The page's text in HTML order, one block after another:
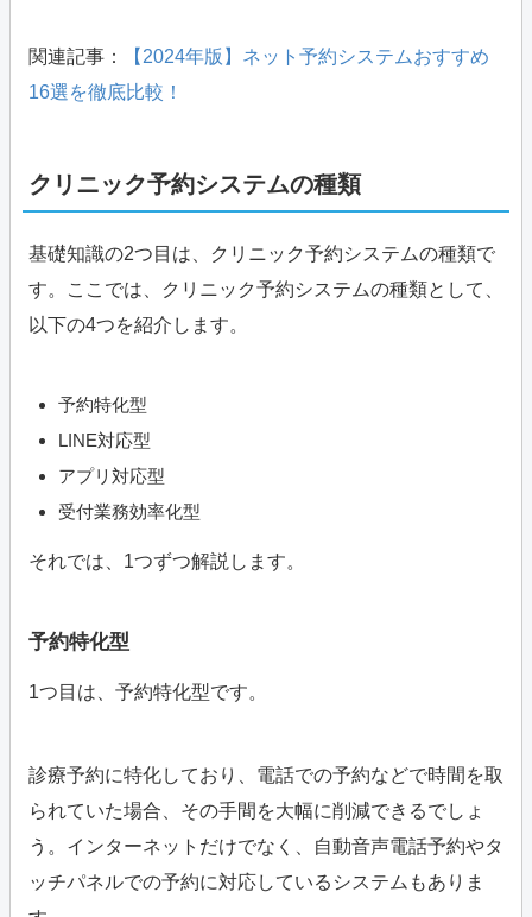
関連記事：
【2024年版】ネット予約システムおすすめ
16選を徹底比較！
クリニック予約システムの種類
基礎知識の2つ目は、クリニック予約システムの種類で
す。ここでは、クリニック予約システムの種類として、
以下の4つを紹介します。
予約特化型
LINE対応型
アプリ対応型
受付業務効率化型
それでは、1つずつ解説します。
予約特化型
1つ目は、予約特化型です。
診療予約に特化しており、電話での予約などで時間を取
られていた場合、その手間を大幅に削減できるでしょ
う。インターネットだけでなく、自動音声電話予約やタ
ッチパネルでの予約に対応しているシステムもありま